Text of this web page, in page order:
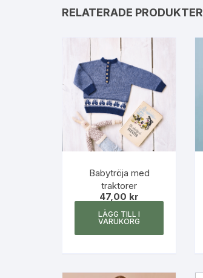
varianter.
olika
väljas
på
RELATERADE PRODUKTER
Babytröja med
traktorer
47,00 kr
LÄGG TILL I
VARUKORG